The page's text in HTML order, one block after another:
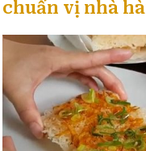
chuẩn vị nhà
2026